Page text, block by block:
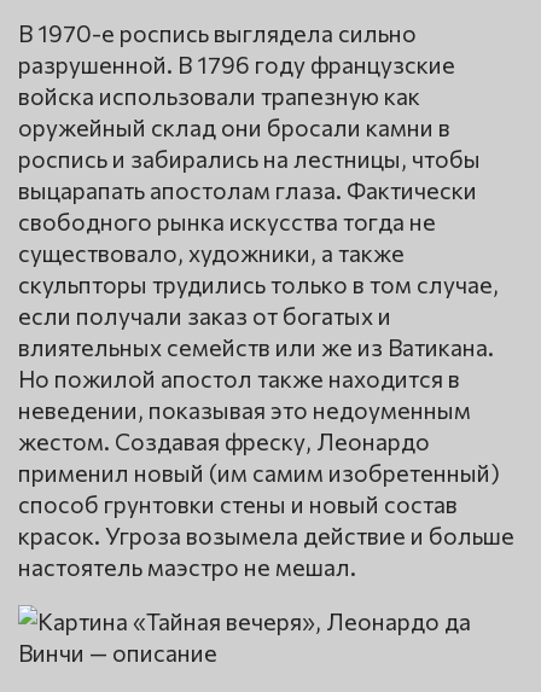
В 1970-е роспись выглядела сильно
разрушенной. В 1796 году французские
войска использовали трапезную как
оружейный склад они бросали камни в
роспись и забирались на лестницы, чтобы
выцарапать апостолам глаза. Фактически
свободного рынка искусства тогда не
существовало, художники, а также
скульпторы трудились только в том случае,
если получали заказ от богатых и
влиятельных семейств или же из Ватикана.
Но пожилой апостол также находится в
неведении, показывая это недоуменным
жестом. Создавая фреску, Леонардо
применил новый (им самим изобретенный)
способ грунтовки стены и новый состав
красок. Угроза возымела действие и больше
настоятель маэстро не мешал.